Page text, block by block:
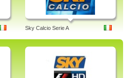
Sky Calcio Serie A